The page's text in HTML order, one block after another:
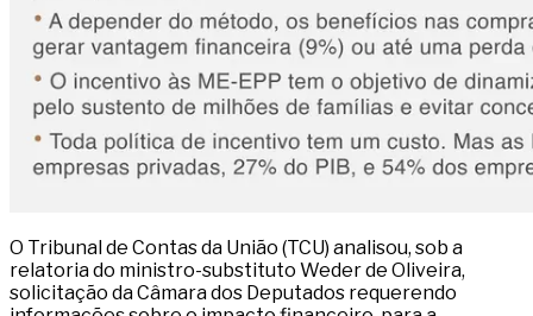
O Tribunal de Contas da União (TCU) analisou, sob a
relatoria do ministro-substituto Weder de Oliveira,
solicitação da Câmara dos Deputados requerendo